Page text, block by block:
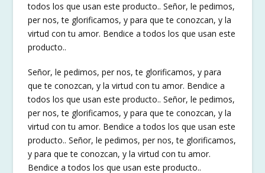
todos los que usan este producto.. Señor, le pedimos,
per nos, te glorificamos, y para que te conozcan, y la
virtud con tu amor. Bendice a todos los que usan este
producto..
Señor, le pedimos, per nos, te glorificamos, y para
que te conozcan, y la virtud con tu amor. Bendice a
todos los que usan este producto.. Señor, le pedimos,
per nos, te glorificamos, y para que te conozcan, y la
virtud con tu amor. Bendice a todos los que usan este
producto.. Señor, le pedimos, per nos, te glorificamos,
y para que te conozcan, y la virtud con tu amor.
Bendice a todos los que usan este producto..